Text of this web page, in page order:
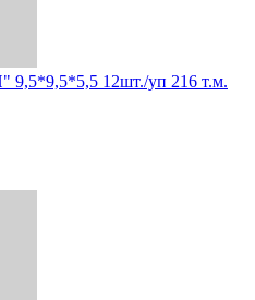
12шт./уп 216 т.м.